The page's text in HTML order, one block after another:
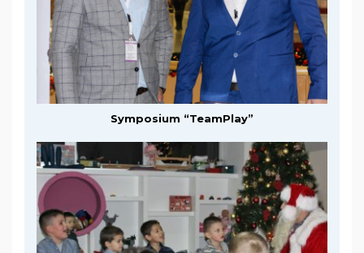
Symposium “TeamPlay”